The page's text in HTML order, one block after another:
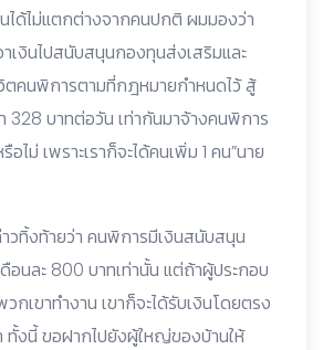
ได้ไม่แตกต่างจากคนปกติ ผมมองว่า
เงินไปสนับสนุนกองทุนส่งเสริมและ
นพิการตามที่กฎหมายกำหนดไว้ สู้
328 บาทต่อวัน เท่ากันมาจ้างคนพิการ
อไม่ เพราะเราก็จะได้คนเพิ่ม 1 คน”นาย
ทิ้งท้ายว่า คนพิการมีเงินสนับสนุน
อนละ 800 บาทเท่านั้น แต่ถ้าผู้ประกอบ
กเขาทำงาน เขาก็จะได้รับเงินโดยตรง
ทั้งนี้ ขอฝากไปยังผู้ใหญ่ของบ้านให้